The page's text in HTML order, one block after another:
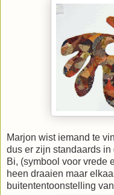
Marjon wist iemand te
dus er zijn standaards
Bi, (symbool voor vrede
heen draaien maar
buitententoonstelling